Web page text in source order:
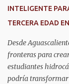
formando
nivel global.
INTELIGENTE
TERCERA EDAD
Desde
fronteras para
estudiantes
podría transformar